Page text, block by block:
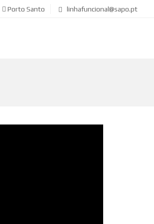
Porto Santo linhafuncional@sapo.pt